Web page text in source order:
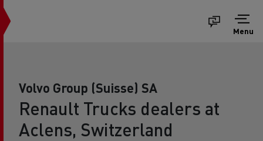
Menu
Volvo Group (Suisse) SA
Renault Trucks dealers at
Aclens, Switzerland